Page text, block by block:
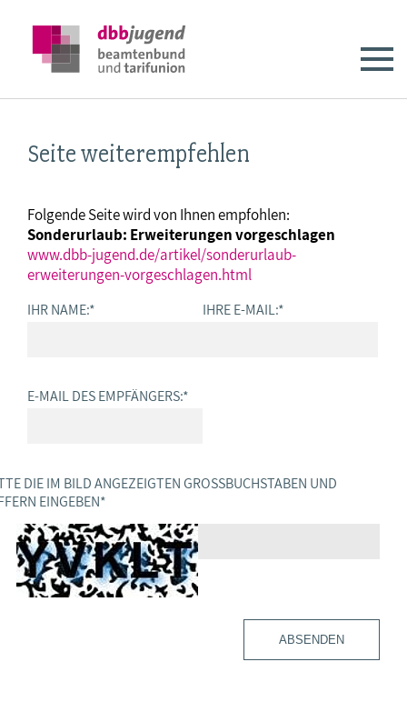
Seite weiterempfehlen
Folgende Seite wird von Ihnen empfohlen:
Sonderurlaub: Erweiterungen vorgeschlagen
www.dbb-jugend.de/artikel/sonderurlaub-
erweiterungen-vorgeschlagen.html
IHR NAME:* IHRE E-MAIL:*
E-MAIL DES EMPFÄNGERS:*
DIE IM BILD ANGEZEIGTEN GROSSBUCHSTABEN UND Z
EINGEBEN *
ABSENDEN